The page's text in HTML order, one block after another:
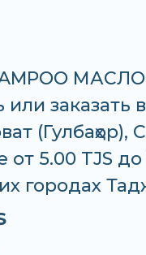
заказать
(Гулбаҳор),
5.00 TJS до
городах